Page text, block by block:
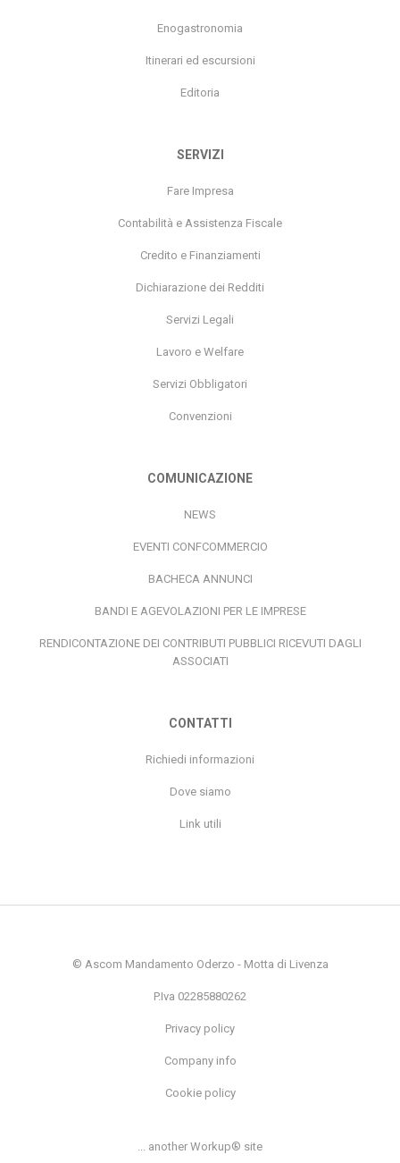
Enogastronomia
Itinerari ed escursioni
Editoria
SERVIZI
Fare Impresa
Contabilità e Assistenza Fiscale
Credito e Finanziamenti
Dichiarazione dei Redditi
Servizi Legali
Lavoro e Welfare
Servizi Obbligatori
Convenzioni
COMUNICAZIONE
NEWS
EVENTI CONFCOMMERCIO
BACHECA ANNUNCI
BANDI E AGEVOLAZIONI PER LE IMPRESE
RENDICONTAZIONE DEI CONTRIBUTI PUBBLICI RICEVUTI DAGLI
ASSOCIATI
CONTATTI
Richiedi informazioni
Dove siamo
Link utili
© Ascom Mandamento Oderzo - Motta di Livenza
P.Iva 02285880262
Privacy policy
Company info
Cookie policy
... another Workup® site